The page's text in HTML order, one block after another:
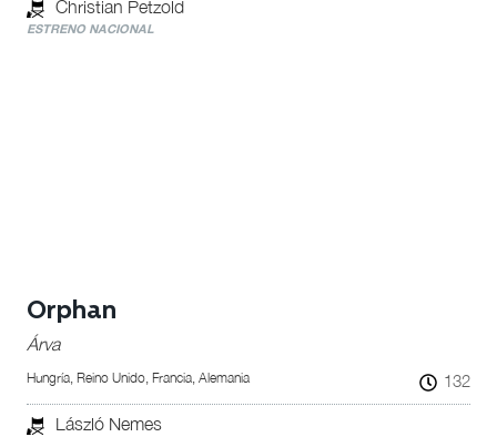
Christian Petzold
ESTRENO NACIONAL
Orphan
Árva
Hungría, Reino Unido, Francia, Alemania 132
László Nemes